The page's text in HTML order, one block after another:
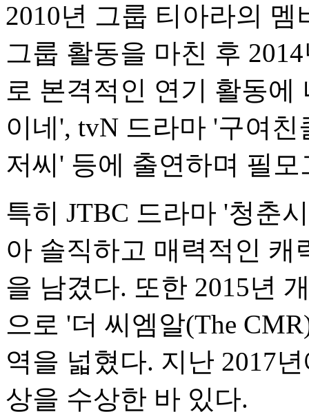
2010년 그룹 티아라의
그룹 활동을 마친 후
로 본격적인 연기 활동에
이네', tvN 드라마 '구여
저씨' 등에 출연하며 필
특히 JTBC 드라마 '청춘
아 솔직하고 매력적인
을 남겼다. 또한 2015년
으로 '더 씨엠알(The
역을 넓혔다. 지난 2017
상을 수상한 바 있다.